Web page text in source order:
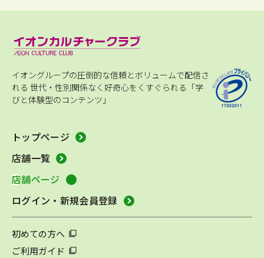
イオングループの圧倒的な信頼とボリュームで配信さ
れる 世代・性別関係なく好奇心をくすぐられる「学
びと体験型のコンテンツ」
トップページ
店舗一覧
店舗ページ
ログイン・新規会員登録
初めての方へ
ご利用ガイド